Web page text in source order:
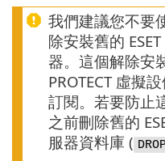
我們建議您不要
除安裝舊的
器。這個解除安
PROTECT 虛擬
訂閱。若要防止
之前刪除舊的
服器資料庫 (